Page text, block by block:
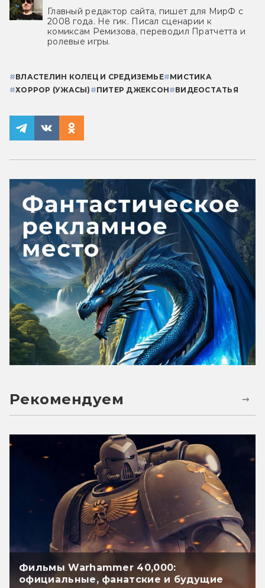
Главный редактор сайта, пишет для МирФ с
2008 года. Не гик. Писал сценарии к
комиксам Ремизова, переводил Пратчетта и
ролевые игры.
#ВЛАСТЕЛИН КОЛЕЦ И СРЕДИЗЕМЬЕ#МИСТИКА
#ХОРРОР (УЖАСЫ) #ПИТЕР ДЖЕКСОН#ВИДЕОСТАТЬЯ
Рекомендуем
Фильмы Warhammer 40,000:
официальные, фанатские и будущие